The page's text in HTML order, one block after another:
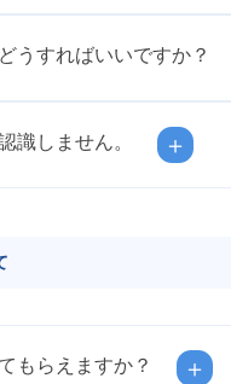
うすればいいですか？
識しません。 ＋
もらえますか？ ＋